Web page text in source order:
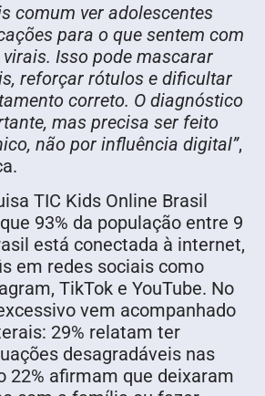
comum ver adolescentes
para o que sentem com
Isso pode mascarar
reforçar rótulos e dificultar
correto. O diagnóstico
mas precisa ser feito
não por influência digital”,
TIC Kids Online Brasil
93% da população entre 9
está conectada à internet,
em redes sociais como
TikTok e YouTube. No
vem acompanhado
29% relatam ter
desagradáveis nas
22% afirmam que deixaram